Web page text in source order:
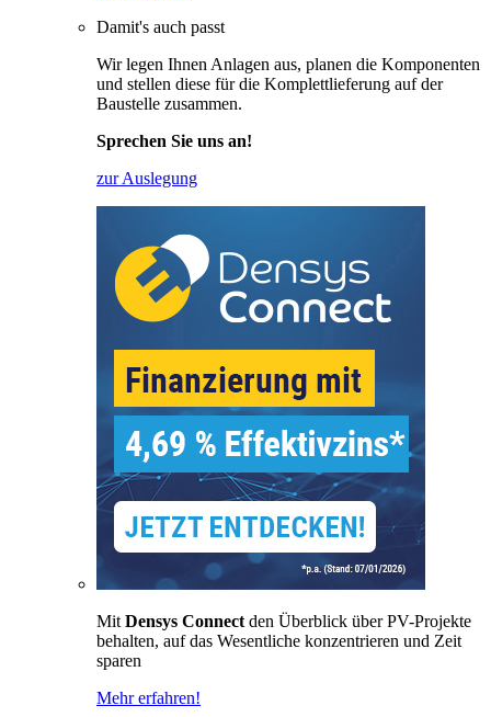
Damit's auch passt
Wir legen Ihnen Anlagen aus, planen die Komponenten
und stellen diese für die Komplettlieferung auf der
Baustelle zusammen.
Sprechen Sie uns an!
zur Auslegung
Mit Densys Connect den Überblick über PV-Projekte
behalten, auf das Wesentliche konzentrieren und Zeit
sparen
Mehr erfahren!